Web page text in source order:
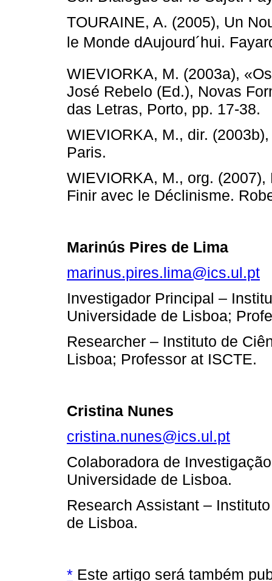
TOURAINE, A. (2005), Un
le Monde dAujourd´hui.
WIEVIORKA, M. (2003a),
José Rebelo (Ed.), Novas
das Letras, Porto, pp. 17-38.
WIEVIORKA, M., dir.
Paris.
WIEVIORKA, M., org.
Finir avec le Déclinisme.
Marinús Pires de Lima
marinus.pires.lima@ics.ul.pt
Investigador Principal –
Universidade de Lisboa;
Researcher – Instituto de
Lisboa; Professor at ISCTE.
Cristina Nunes
cristina.nunes@ics.ul.pt
Colaboradora de
Universidade de Lisboa.
Research Assistant –
de Lisboa.
* Este artigo será também